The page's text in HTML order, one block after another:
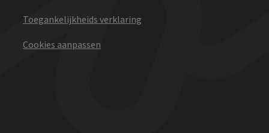
Toegankelijkheids verklaring
Cookies aanpassen